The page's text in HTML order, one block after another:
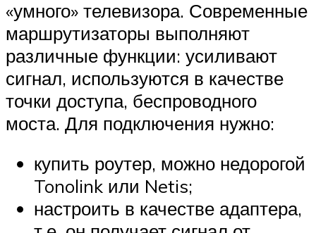
«умного» телевизора. Современные
маршрутизаторы выполняют
различные функции: усиливают
сигнал, используются в качестве
точки доступа, беспроводного
моста. Для подключения нужно:
купить роутер, можно недорогой
Tonolink или Netis;
настроить в качестве адаптера,